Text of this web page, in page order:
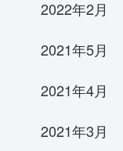
2022年2月
2021年5月
2021年4月
2021年3月